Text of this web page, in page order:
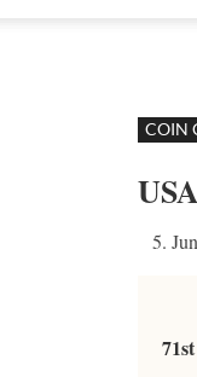
COIN
5.